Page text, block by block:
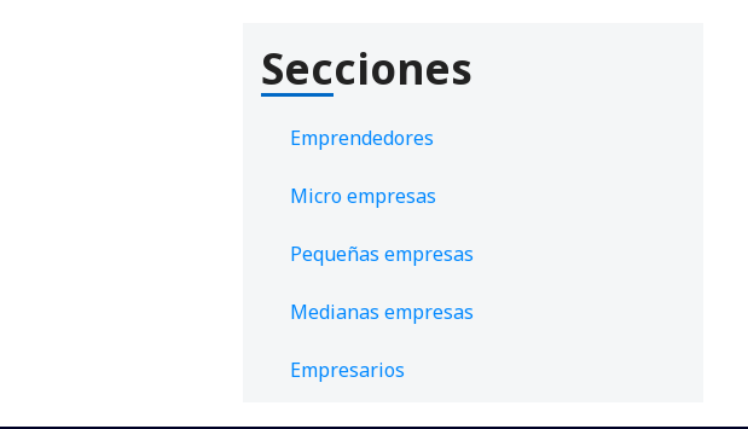
Secciones
Emprendedores
Micro empresas
Pequeñas empresas
Medianas empresas
Empresarios